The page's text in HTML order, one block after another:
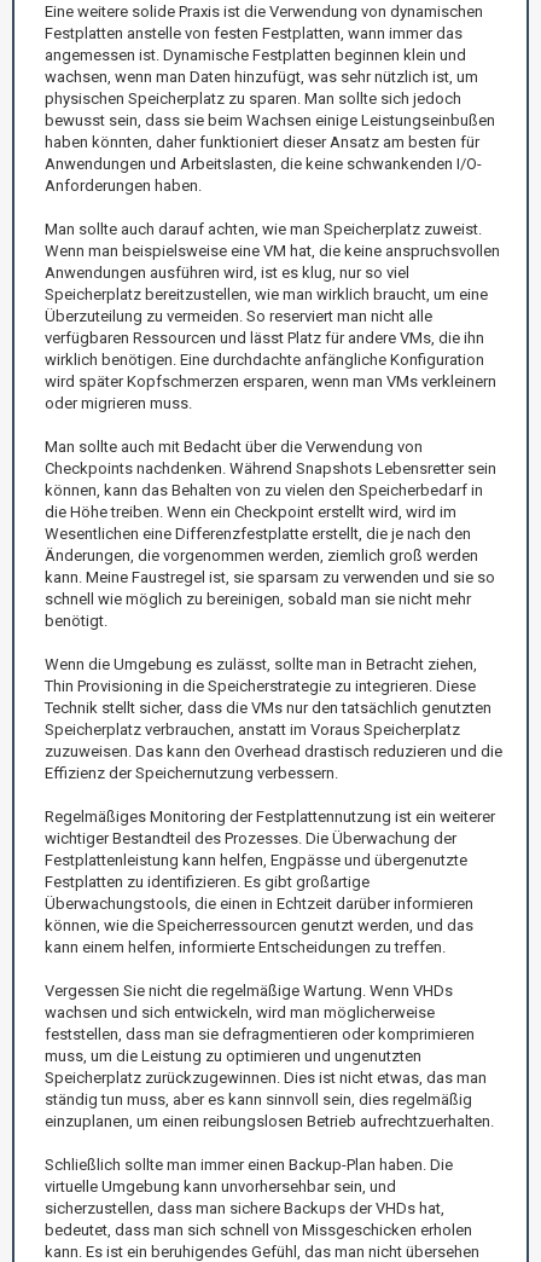
Eine weitere solide Praxis ist die Verwendung von dynamischen
Festplatten anstelle von festen Festplatten, wann immer das
angemessen ist. Dynamische Festplatten beginnen klein und
wachsen, wenn man Daten hinzufügt, was sehr nützlich ist, um
physischen Speicherplatz zu sparen. Man sollte sich jedoch
bewusst sein, dass sie beim Wachsen einige Leistungseinbußen
haben könnten, daher funktioniert dieser Ansatz am besten für
Anwendungen und Arbeitslasten, die keine schwankenden I/O-
Anforderungen haben.
Man sollte auch darauf achten, wie man Speicherplatz zuweist.
Wenn man beispielsweise eine VM hat, die keine anspruchsvollen
Anwendungen ausführen wird, ist es klug, nur so viel
Speicherplatz bereitzustellen, wie man wirklich braucht, um eine
Überzuteilung zu vermeiden. So reserviert man nicht alle
verfügbaren Ressourcen und lässt Platz für andere VMs, die ihn
wirklich benötigen. Eine durchdachte anfängliche Konfiguration
wird später Kopfschmerzen ersparen, wenn man VMs verkleinern
oder migrieren muss.
Man sollte auch mit Bedacht über die Verwendung von
Checkpoints nachdenken. Während Snapshots Lebensretter sein
können, kann das Behalten von zu vielen den Speicherbedarf in
die Höhe treiben. Wenn ein Checkpoint erstellt wird, wird im
Wesentlichen eine Differenzfestplatte erstellt, die je nach den
Änderungen, die vorgenommen werden, ziemlich groß werden
kann. Meine Faustregel ist, sie sparsam zu verwenden und sie so
schnell wie möglich zu bereinigen, sobald man sie nicht mehr
benötigt.
Wenn die Umgebung es zulässt, sollte man in Betracht ziehen,
Thin Provisioning in die Speicherstrategie zu integrieren. Diese
Technik stellt sicher, dass die VMs nur den tatsächlich genutzten
Speicherplatz verbrauchen, anstatt im Voraus Speicherplatz
zuzuweisen. Das kann den Overhead drastisch reduzieren und die
Effizienz der Speichernutzung verbessern.
Regelmäßiges Monitoring der Festplattennutzung ist ein weiterer
wichtiger Bestandteil des Prozesses. Die Überwachung der
Festplattenleistung kann helfen, Engpässe und übergenutzte
Festplatten zu identifizieren. Es gibt großartige
Überwachungstools, die einen in Echtzeit darüber informieren
können, wie die Speicherressourcen genutzt werden, und das
kann einem helfen, informierte Entscheidungen zu treffen.
Vergessen Sie nicht die regelmäßige Wartung. Wenn VHDs
wachsen und sich entwickeln, wird man möglicherweise
feststellen, dass man sie defragmentieren oder komprimieren
muss, um die Leistung zu optimieren und ungenutzten
Speicherplatz zurückzugewinnen. Dies ist nicht etwas, das man
ständig tun muss, aber es kann sinnvoll sein, dies regelmäßig
einzuplanen, um einen reibungslosen Betrieb aufrechtzuerhalten.
Schließlich sollte man immer einen Backup-Plan haben. Die
virtuelle Umgebung kann unvorhersehbar sein, und
sicherzustellen, dass man sichere Backups der VHDs hat,
bedeutet, dass man sich schnell von Missgeschicken erholen
kann. Es ist ein beruhigendes Gefühl, das man nicht übersehen